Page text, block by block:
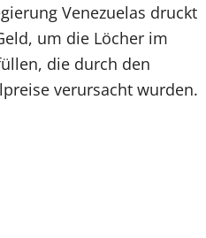
Venezuelas druckt
um die Löcher im
die durch den
verursacht wurden.